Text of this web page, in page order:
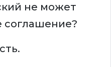
не может
соглашение?